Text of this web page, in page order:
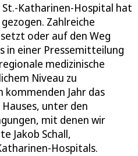
St.-Katharinen-Hospital hat
Zahlreiche
oder auf den Weg
in einer Pressemitteilung
medizinische
Niveau zu
kommenden Jahr das
unter den
mit denen wir
Jakob Schall,
Hospitals.